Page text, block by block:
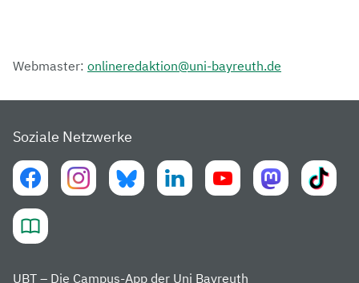
Webmaster: onlineredaktion@uni-bayreuth.de
Soziale Netzwerke
UBT – Die Campus-App der Uni Bayreuth